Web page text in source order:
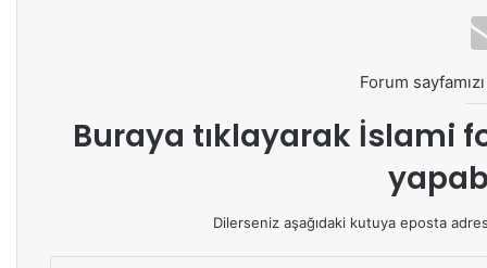
Forum
Buraya tıklayarak İslami
Dilerseniz aşağıdaki kutuya eposta